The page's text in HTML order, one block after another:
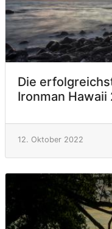
Die
Ironman Hawaii
12. Oktober 2022